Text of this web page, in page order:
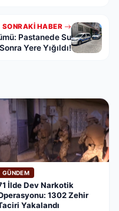
SONRAKI HABER
Pastanede Su
Yere Yığıldı!
GÜNDEM
İlde Dev Narkotik
1302 Zehir
Yakalandı